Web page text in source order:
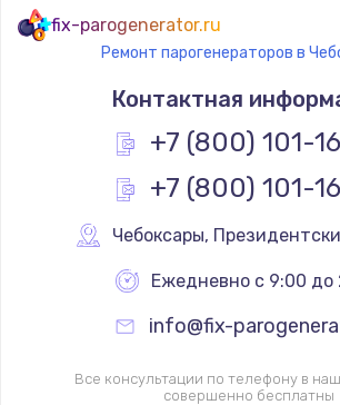
fix-parogenerator.ru
Ремонт парогенераторов в
Контактная
+7 (800) 101-
+7 (800) 101-
Чебоксары,
Ежедневно с 9:00 до
info@fix-
Все консультации по телефону в
совершенно бесплатны